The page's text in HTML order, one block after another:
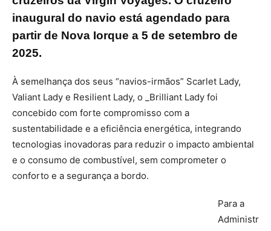
inaugural do navio está agendado para
partir de Nova Iorque a 5 de setembro de
2025.
À semelhança dos seus “navios-irmãos” Scarlet Lady,
Valiant Lady e Resilient Lady, o _Brilliant Lady foi
concebido com forte compromisso com a
sustentabilidade e a eficiência energética, integrando
tecnologias inovadoras para reduzir o impacto ambiental
e o consumo de combustível, sem comprometer o
conforto e a segurança a bordo.
Para a
Administr